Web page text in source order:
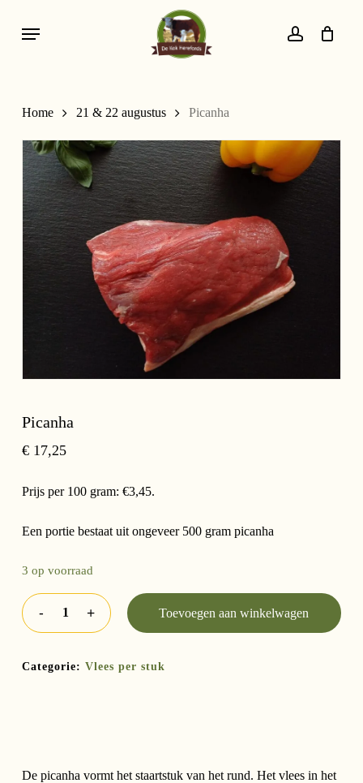
account
Menu
Home 21 & 22 augustus Picanha
Picanha
€17,25
Prijs per 100 gram: €3,45.
Een portie bestaat uit ongeveer 500 gram picanha
3 op voorraad
Toevoegen aan winkelwagen
Categorie: Vlees per stuk
De picanha vormt het staartstuk van het rund. Het vlees in het